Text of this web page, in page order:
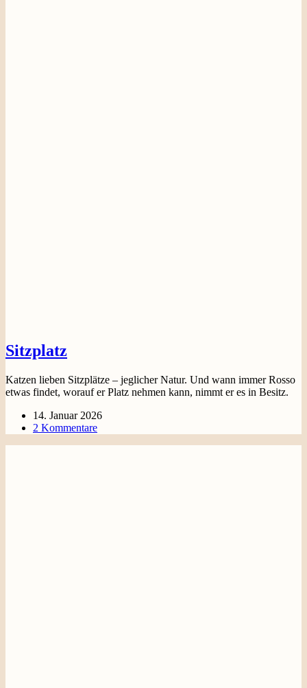
Sitzplatz
Katzen lieben Sitzplätze – jeglicher Natur. Und wann immer Rosso
etwas findet, worauf er Platz nehmen kann, nimmt er es in Besitz.
14. Januar 2026
2 Kommentare